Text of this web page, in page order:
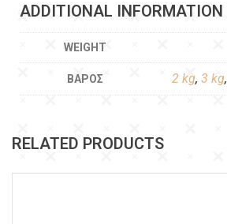
ADDITIONAL INFORMATION
WEIGHT
ΒΆΡΟΣ 2 kg, 3 kg,
RELATED PRODUCTS